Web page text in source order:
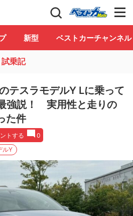
報誌「ベストカー」 Club
新型 ベストカーチャンネル
試乗記
テスラモデルY Lに乗って
強説！ 実用性と走りの
た件
トする
0
ルY